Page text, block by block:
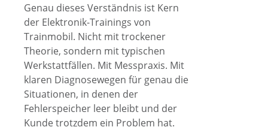
Genau dieses Verständnis ist Kern
der Elektronik-Trainings von
Trainmobil. Nicht mit trockener
Theorie, sondern mit typischen
Werkstattfällen. Mit Messpraxis. Mit
klaren Diagnosewegen für genau die
Situationen, in denen der
Fehlerspeicher leer bleibt und der
Kunde trotzdem ein Problem hat.